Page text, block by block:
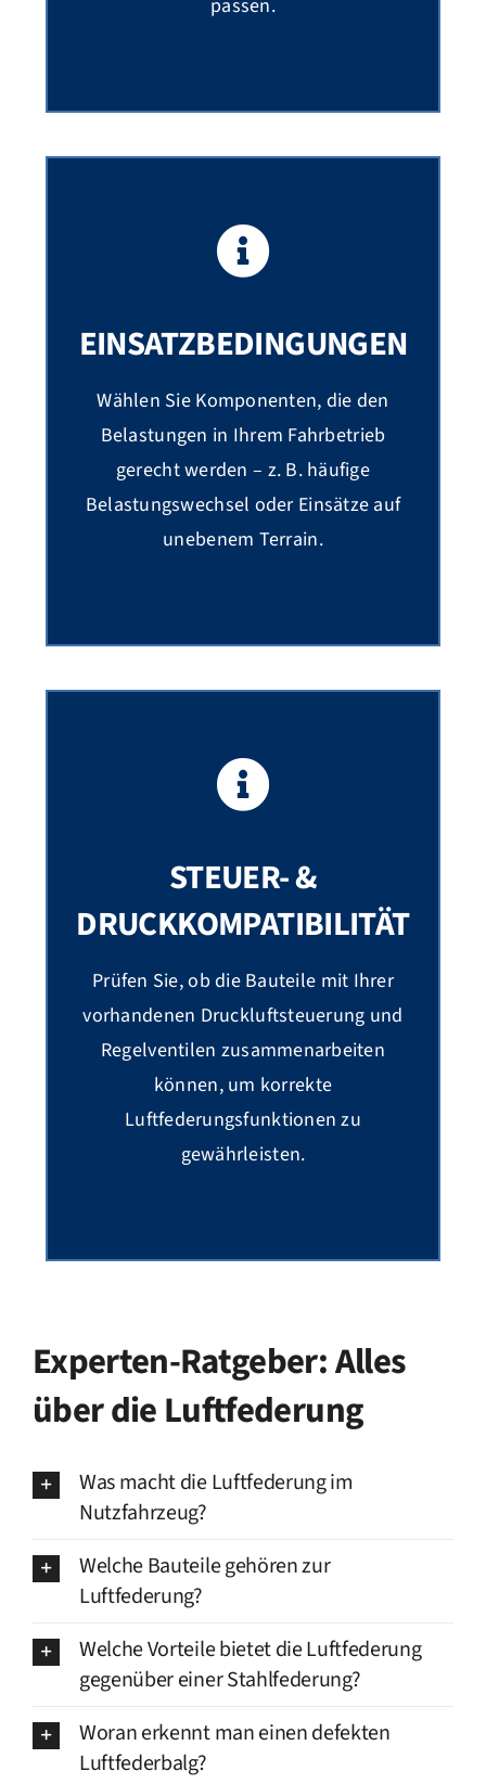
passen.
EINSATZBEDINGUNGEN
Wählen Sie Komponenten, die den
Belastungen in Ihrem Fahrbetrieb
gerecht werden – z. B. häufige
Belastungswechsel oder Einsätze auf
unebenem Terrain.
STEUER- &
DRUCKKOMPATIBILITÄT
Prüfen Sie, ob die Bauteile mit Ihrer
vorhandenen Druckluftsteuerung und
Regelventilen zusammenarbeiten
können, um korrekte
Luftfederungsfunktionen zu
gewährleisten.
Experten-Ratgeber: Alles
über die Luftfederung
Was macht die Luftfederung im
Nutzfahrzeug?
Welche Bauteile gehören zur
Luftfederung?
Welche Vorteile bietet die Luftfederung
gegenüber einer Stahlfederung?
Woran erkennt man einen defekten
Luftfederbalg?